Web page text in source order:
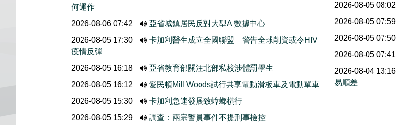
何運作
2026-08-06 07:42
亞省城鎮居民反對大型AI數據中心
2026-08-05 17:30
卡加利醫生成立全國聯盟 警告全球削資或令HIV
疫情反彈
2026-08-05 16:18
亞省教育部關注北部私校涉體罰學生
2026-08-05 16:12
愛民頓Mill Woods試行共享電動滑板車及電動單車
2026-08-05 15:30
卡加利急速發展致蟑螂橫行
2026-08-05 15:29
調查：兩宗警員事件不提刑事檢控
2026-08-05 08:02
2026-08-05 07:59
2026-08-05 07:50
2026-08-05 07:41
2026-08-04 13:16
易順差